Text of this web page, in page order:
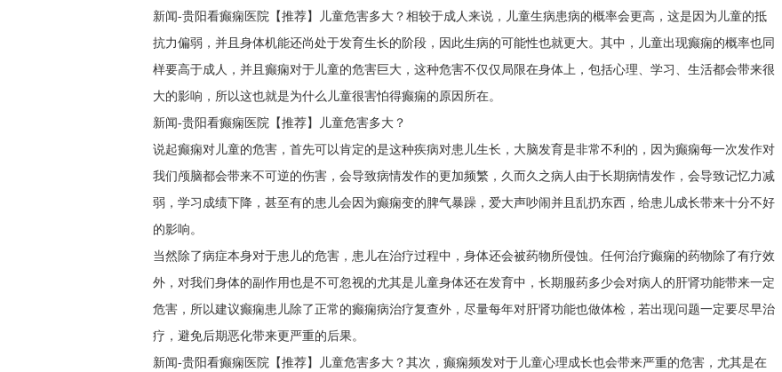
新闻-贵阳看癫痫医院【推荐】儿童危害多大？相较于成人来说，儿童生病患病的概率会更高，这是因为儿童的抵
抗力偏弱，并且身体机能还尚处于发育生长的阶段，因此生病的可能性也就更大。其中，儿童出现癫痫的概率也同
样要高于成人，并且癫痫对于儿童的危害巨大，这种危害不仅仅局限在身体上，包括心理、学习、生活都会带来很
大的影响，所以这也就是为什么儿童很害怕得癫痫的原因所在。
新闻-贵阳看癫痫医院【推荐】儿童危害多大？
说起癫痫对儿童的危害，首先可以肯定的是这种疾病对患儿生长，大脑发育是非常不利的，因为癫痫每一次发作对
我们颅脑都会带来不可逆的伤害，会导致病情发作的更加频繁，久而久之病人由于长期病情发作，会导致记忆力减
弱，学习成绩下降，甚至有的患儿会因为癫痫变的脾气暴躁，爱大声吵闹并且乱扔东西，给患儿成长带来十分不好
的影响。
当然除了病症本身对于患儿的危害，患儿在治疗过程中，身体还会被药物所侵蚀。任何治疗癫痫的药物除了有疗效
外，对我们身体的副作用也是不可忽视的尤其是儿童身体还在发育中，长期服药多少会对病人的肝肾功能带来一定
危害，所以建议癫痫患儿除了正常的癫痫病治疗复查外，尽量每年对肝肾功能也做体检，若出现问题一定要尽早治
疗，避免后期恶化带来更严重的后果。
新闻-贵阳看癫痫医院【推荐】儿童危害多大？其次，癫痫频发对于儿童心理成长也会带来严重的危害，尤其是在